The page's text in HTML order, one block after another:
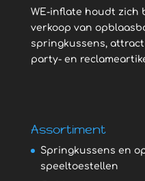
WE-inflate houdt zich
verkoop van
springkussens,
party- en
Assortiment
Springkussens en
speeltoestellen